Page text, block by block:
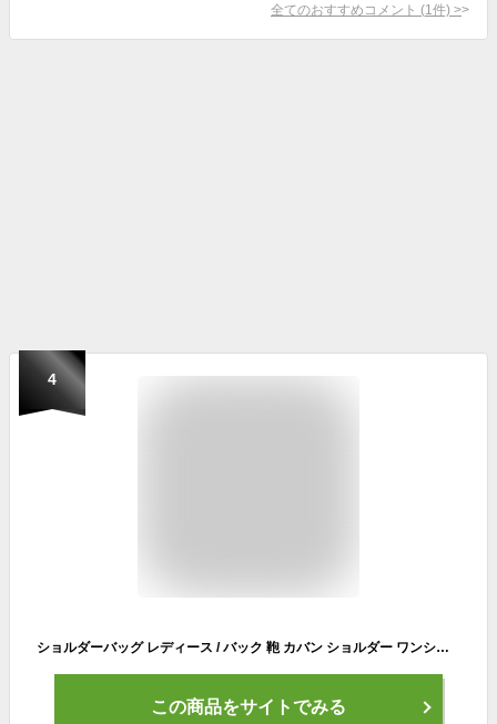
全てのおすすめコメント (1 件) >
4
ショルダーバッグ レディース / バック 鞄 カバン ショルダー ワンショルダー 斜め掛け フェイクレザー 収納 A4サイズ 通勤 オフィス 大容量 ◆ソフトラウンド ワンショルダーバッグ［ラージ］
この商品をサイトでみる